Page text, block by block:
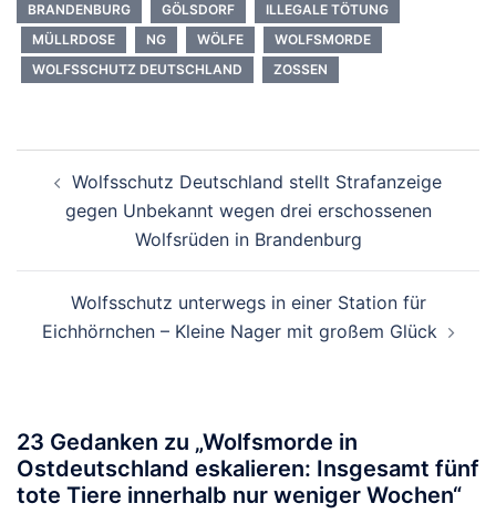
BRANDENBURG GÖLSDORF
ILLEGALE TÖTUNG
MÜLLRDOSE
NG WÖLFE
WOLFSMORDE
WOLFSSCHUTZ DEUTSCHLAND
ZOSSEN
Wolfsschutz Deutschland stellt Strafanzeige
gegen Unbekannt wegen drei erschossenen
Wolfsrüden in Brandenburg
Wolfsschutz unterwegs in einer Station für
Eichhörnchen – Kleine Nager mit großem Glück
23 Gedanken zu „Wolfsmorde in
Ostdeutschland eskalieren: Insgesamt fünf
tote Tiere innerhalb nur weniger Wochen“